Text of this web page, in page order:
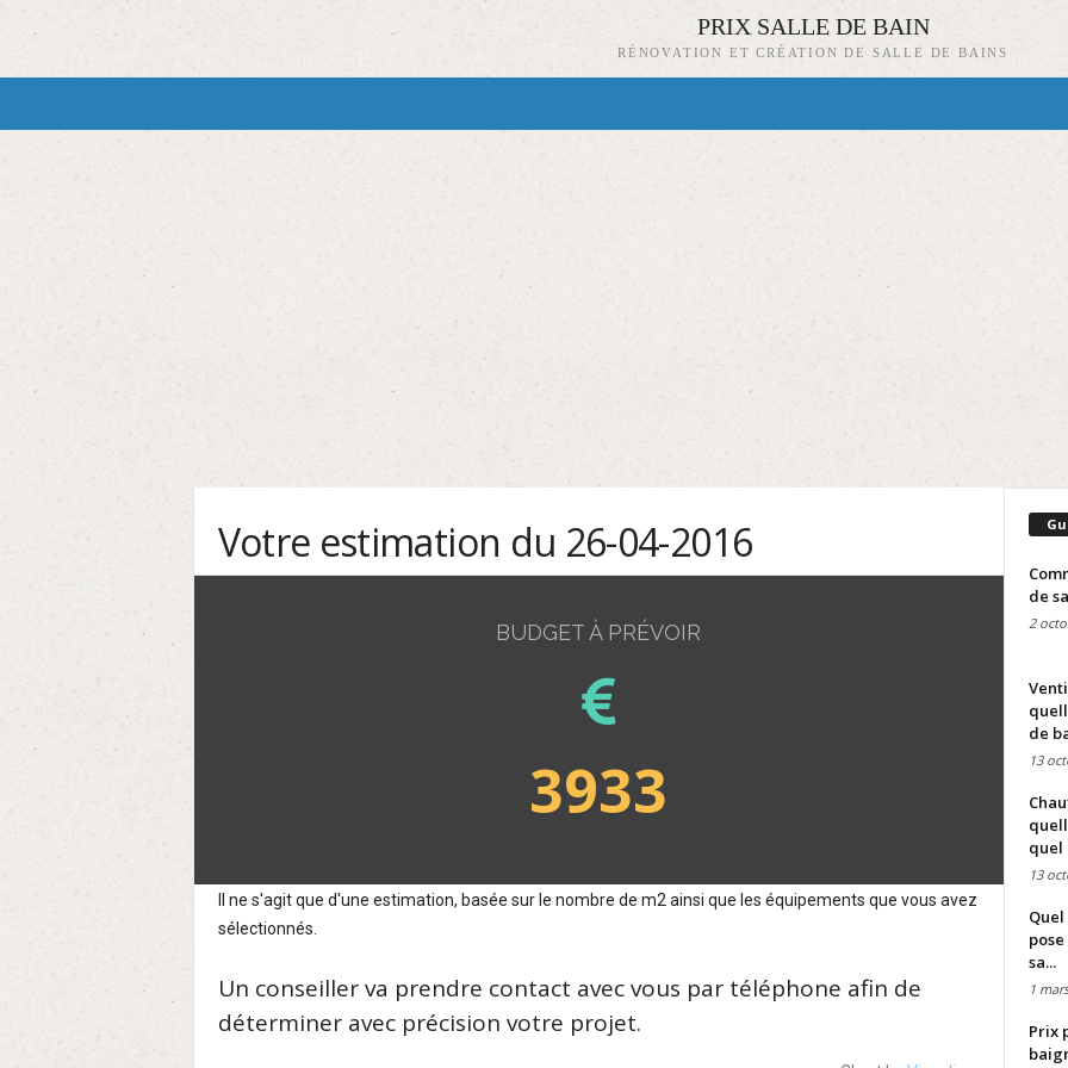
PRIX SALLE DE BAIN
RÉNOVATION ET CRÉATION DE SALLE DE BAINS
Votre estimation du 26-04-2016
BUDGET À PRÉVOIR
3933
Il ne s'agit que d'une estimation, basée sur le nombre de m2 ainsi que les équipements que vous avez
sélectionnés.
Un conseiller va prendre contact avec vous par téléphone afin de
déterminer avec précision votre projet.
de
2
de
13
quel
13
sa...
1
Prix